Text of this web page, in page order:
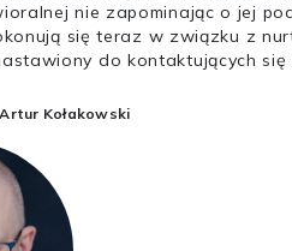
nie zapominając o jej
się teraz w związku z
do kontaktujących się
Kołakowski